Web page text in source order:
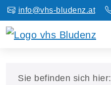
info@vhs-bludenz.at
Sie befinden sich hier: